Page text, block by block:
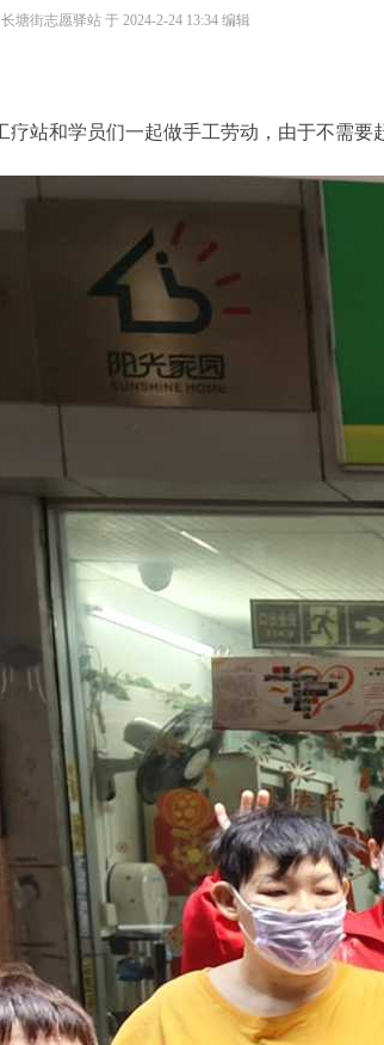
塘街志愿驿站 于 2024-2-24 13:34 编辑
站和学员们一起做手工劳动，由于不需要